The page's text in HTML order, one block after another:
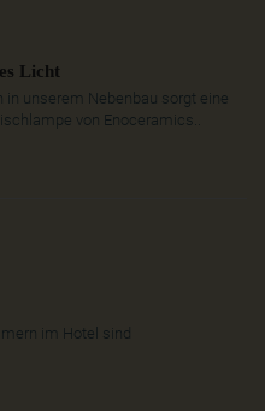
Licht
in unserem Nebenbau sorgt eine
von Enoceramics..
im Hotel sind